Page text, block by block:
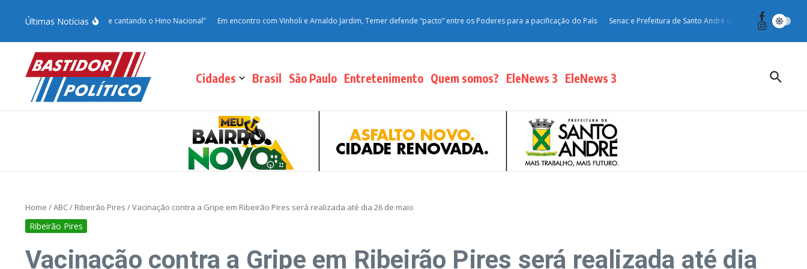
Últimas Notícias
o dia cortando grama e cantando o Hino Nacional” Em encontro com Vinholi e Arnaldo Jardim, Temer defende “pacto” entre os Poderes para a pacificação do País Senac e Prefeitura de Santo André oferecem curso gratuito de
Cidades Brasil São Paulo Entretenimento Quem somos? EleNews 3 EleNews 3
Home /ABC/ Ribeirão Pires /Vacinação contra a Gripe em Ribeirão Pires será realizada até dia 26 de maio
Ribeirão Pires
Vacinação contra a Gripe em Ribeirão Pires será realizada até dia